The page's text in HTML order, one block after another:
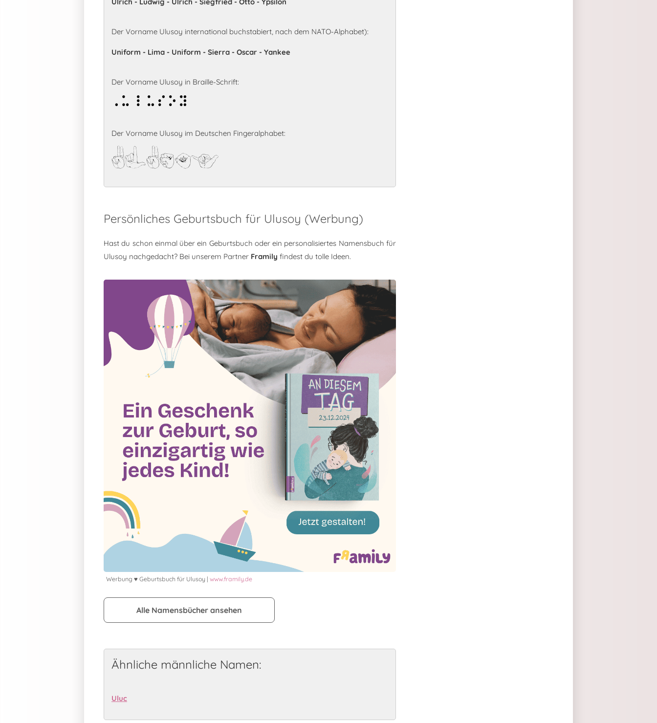
Der Vorname Ulusoy international buchstabiert, nach dem NATO-Alphabet):
Uniform - Lima - Uniform - Sierra - Oscar - Yankee
Der Vorname Ulusoy in Braille-Schrift:
Ulusoy
Der Vorname Ulusoy im Deutschen Fingeralphabet:
Ulusoy
Persönliches Geburtsbuch für Ulusoy (Werbung)
Hast du schon einmal über ein Geburtsbuch oder ein personalisiertes Namensbuch für
Ulusoy nachgedacht? Bei unserem Partner Framily findest du tolle Ideen.
Werbung ♥ Geburtsbuch für Ulusoy | www.framily.de
Alle Namensbücher ansehen
Ähnliche männliche Namen:
Uluc